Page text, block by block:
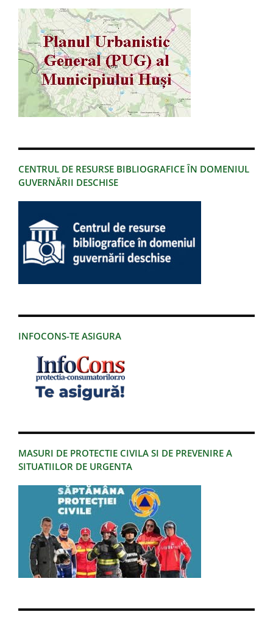
CENTRUL DE RESURSE BIBLIOGRAFICE ÎN DOMENIUL
GUVERNĂRII DESCHISE
INFOCONS-TE ASIGURA
MASURI DE PROTECTIE CIVILA SI DE PREVENIRE A
SITUATIILOR DE URGENTA